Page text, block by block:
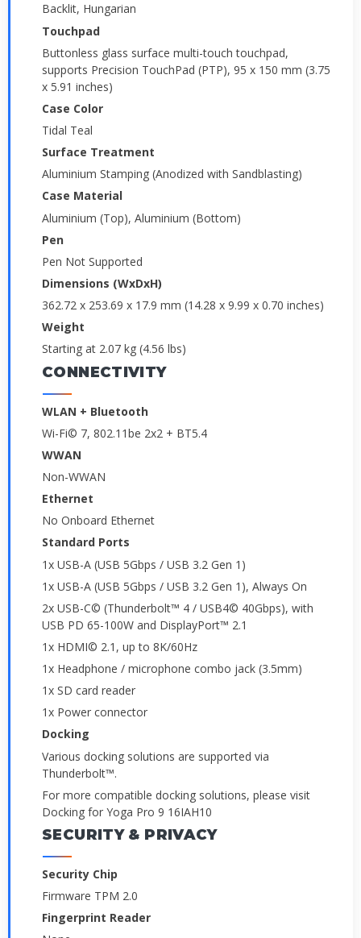
Backlit, Hungarian
Touchpad
Buttonless glass surface multi-touch touchpad,
supports Precision TouchPad (PTP), 95 x 150 mm (3.75
x 5.91 inches)
Case Color
Tidal Teal
Surface Treatment
Aluminium Stamping (Anodized with Sandblasting)
Case Material
Aluminium (Top), Aluminium (Bottom)
Pen
Pen Not Supported
Dimensions (WxDxH)
362.72 x 253.69 x 17.9 mm (14.28 x 9.99 x 0.70 inches)
Weight
Starting at 2.07 kg (4.56 lbs)
CONNECTIVITY
WLAN + Bluetooth
Wi-Fi© 7, 802.11be 2x2 + BT5.4
WWAN
Non-WWAN
Ethernet
No Onboard Ethernet
Standard Ports
1x USB-A (USB 5Gbps / USB 3.2 Gen 1)
1x USB-A (USB 5Gbps / USB 3.2 Gen 1), Always On
2x USB-C© (Thunderbolt™ 4 / USB4© 40Gbps), with
USB PD 65-100W and DisplayPort™ 2.1
1x HDMI© 2.1, up to 8K/60Hz
1x Headphone / microphone combo jack (3.5mm)
1x SD card reader
1x Power connector
Docking
Various docking solutions are supported via
Thunderbolt™.
For more compatible docking solutions, please visit
Docking for Yoga Pro 9 16IAH10
SECURITY & PRIVACY
Security Chip
Firmware TPM 2.0
Fingerprint Reader